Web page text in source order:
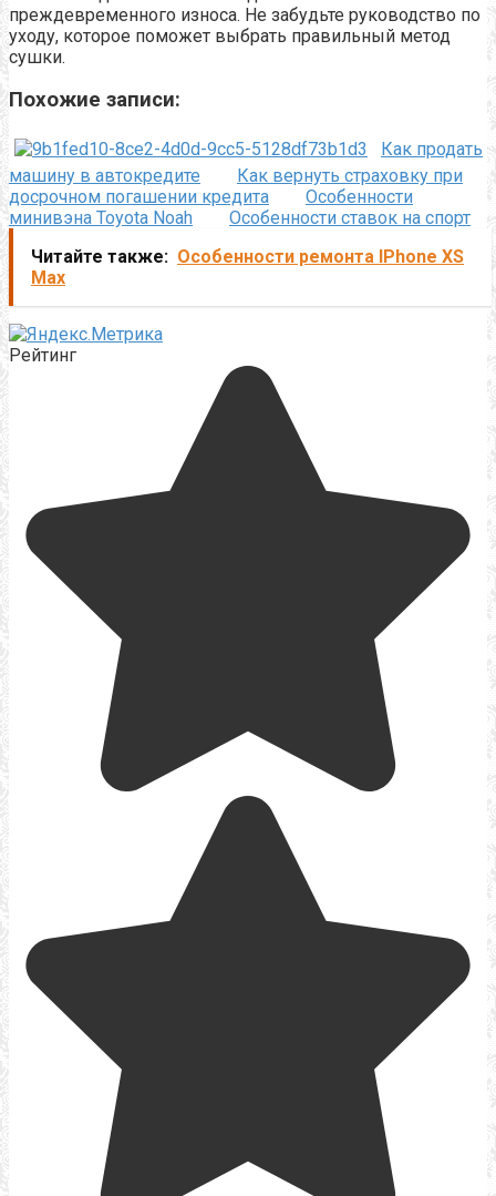
преждевременного износа. Не забудьте руководство по
уходу, которое поможет выбрать правильный метод
сушки.
Похожие записи:
Как продать
машину в автокредите
Как вернуть страховку при
досрочном погашении кредита
Особенности
минивэна Toyota Noah
Особенности ставок на спорт
Читайте также: Особенности ремонта IPhone XS
Max
Рейтинг